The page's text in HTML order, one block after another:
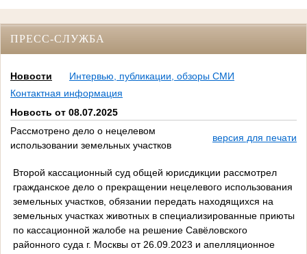
ПРЕСС-СЛУЖБА
Новости
Интервью, публикации, обзоры СМИ
Контактная информация
Новость от 08.07.2025
Рассмотрено дело о нецелевом
использовании земельных участков
версия для печати
Второй кассационный суд общей юрисдикции рассмотрел
гражданское дело о прекращении нецелевого использования
земельных участков, обязании передать находящихся на
земельных участках животных в специализированные приюты
по кассационной жалобе на решение Савёловского
районного суда г. Москвы от 26.09.2023 и апелляционное